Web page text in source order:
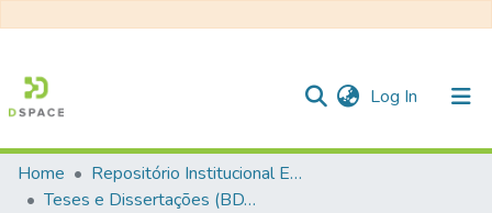
Log In (current)
Communities & Collections
Home
Repositório Institucional EESC
Teses e Dissertações (BDTD USP)